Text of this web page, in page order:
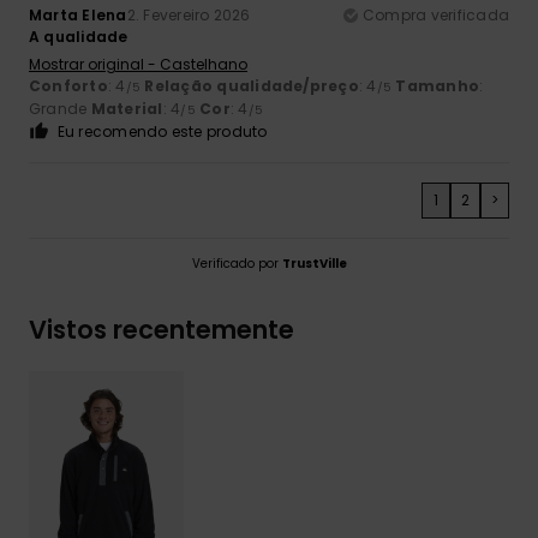
Marta Elena2. Fevereiro 2026
Compra verificada
A qualidade
Mostrar original - Castelhano
Conforto: 4 /5 Relação qualidade/preço: 4 /5 Tamanho:
Grande Material: 4/5 Cor: 4 /5
Eu recomendo este produto
1 2 >
Verificado por TrustVille
Vistos recentemente